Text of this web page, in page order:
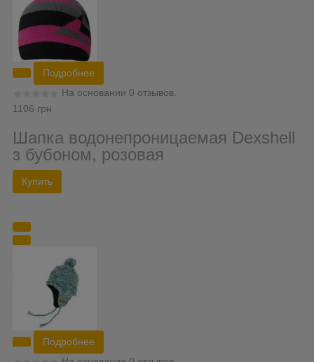
Подробнее
На основании 0 отзывов.
1106 грн
Шапка водонепроницаемая Dexshell
з бубоном, розовая
Подробнее